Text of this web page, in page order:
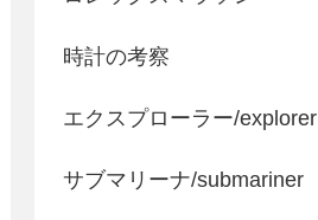
時計の考察
エクスプローラー/explorer
サブマリーナ/submariner